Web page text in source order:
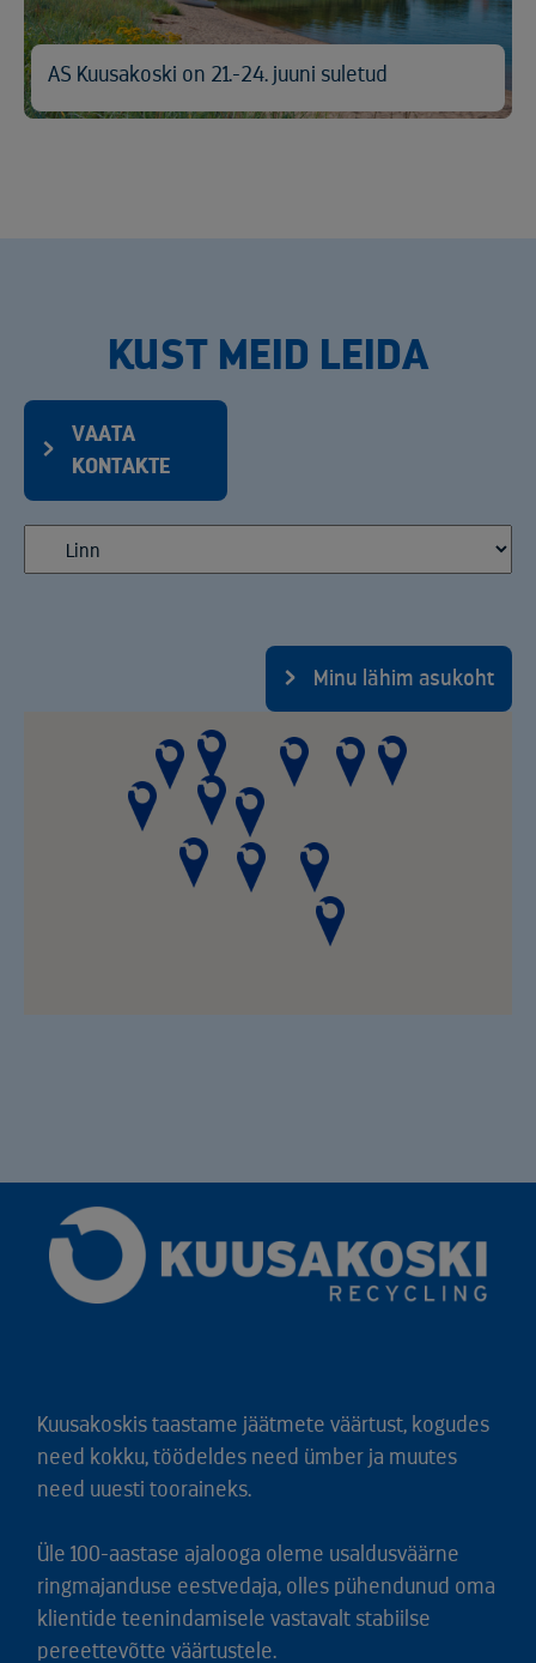
AS Kuusakoski on 21.-24. juuni suletud
KUST MEID LEIDA
VAATA
KONTAKTE
Minu lähim asukoht
Kuusakoskis taastame jäätmete väärtust, kogudes
need kokku, töödeldes need ümber ja muutes
need uuesti tooraineks.
Üle 100-aastase ajalooga oleme usaldusväärne
ringmajanduse eestvedaja, olles pühendunud oma
klientide teenindamisele vastavalt stabiilse
pereettevõtte väärtustele.